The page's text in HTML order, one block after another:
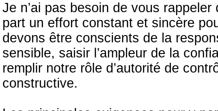
Je n’ai pas besoin de vous
part un effort constant et sincère
devons être conscients de la
sensible, saisir l’ampleur de la
remplir notre rôle d’autorité de
constructive.